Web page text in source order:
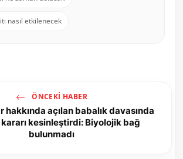
nasıl etkilenecek
ÖNCEKI HABER
hakkında açılan babalık davasında
kararı kesinleştirdi: Biyolojik bağ
bulunmadı